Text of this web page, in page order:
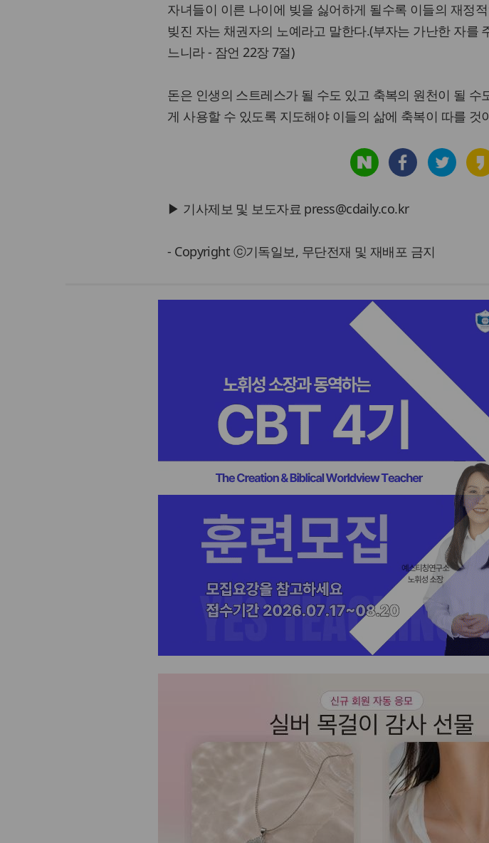
자녀들이 이른 나이에 빚을 싫어하게 될수록 이들의 재정
빚진 자는 채권자의 노예라고 말한다.(부자는 가난한 자를
느니라 - 잠언 22장 7절)
돈은 인생의 스트레스가 될 수도 있고 축복의 원천이 될
게 사용할 수 있도록 지도해야 이들의 삶에 축복이 따를 것
▶ 기사제보 및 보도자료 press@cdaily.co.kr
- Copyright ⓒ기독일보, 무단전재 및 재배포 금지